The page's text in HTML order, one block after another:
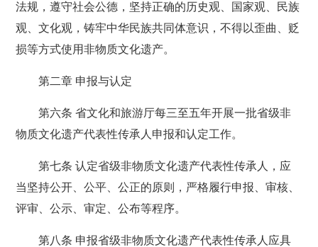
法规，遵守社会公德，坚持正确的历史观、国家观、民族
观、文化观，铸牢中华民族共同体意识，不得以歪曲、贬
损等方式使用非物质文化遗产。
第二章 申报与认定
第六条 省文化和旅游厅每三至五年开展一批省级非
物质文化遗产代表性传承人申报和认定工作。
第七条 认定省级非物质文化遗产代表性传承人，应
当坚持公开、公平、公正的原则，严格履行申报、审核、
评审、公示、审定、公布等程序。
第八条 申报省级非物质文化遗产代表性传承人应具